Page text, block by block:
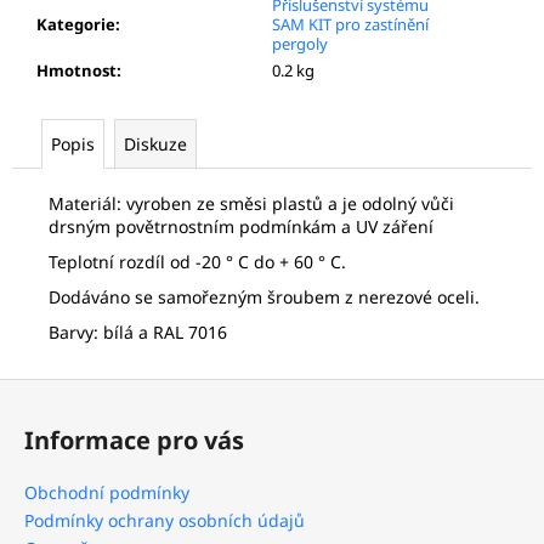
Kategorie:
Příslušenství systému
SAM KIT pro zastínění
pergoly
Hmotnost: 0.2 kg
Popis Diskuze
Materiál: vyroben ze směsi plastů a je odolný vůči
drsným povětrnostním podmínkám a UV záření
Teplotní rozdíl od -20 ° C do + 60 ° C.
Dodáváno se samořezným šroubem z nerezové oceli.
Barvy: bílá a RAL 7016
u
e
m
OTOČNÝ
DRŽÁK
PRO
MONTÁŽ
NA
LAMELU
(ČERNÁ)
Kč
Informace pro vás
Obchodní podmínky
Podmínky ochrany osobních údajů